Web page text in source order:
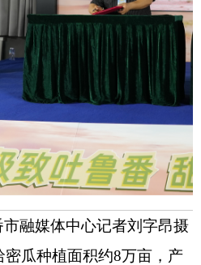
融媒体中心记者刘字昂摄
密瓜种植面积约8万亩，产